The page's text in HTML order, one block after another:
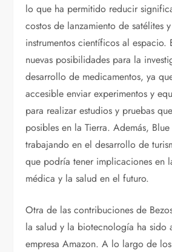
lo que ha permitido reducir
costos de lanzamiento de satélites
instrumentos científicos al espacio.
nuevas posibilidades para la
desarrollo de medicamentos, ya
accesible enviar experimentos y
para realizar estudios y pruebas
posibles en la Tierra. Además,
trabajando en el desarrollo de
que podría tener implicaciones en
médica y la salud en el futuro.
Otra de las contribuciones de
la salud y la biotecnología ha sido
empresa Amazon. A lo largo de